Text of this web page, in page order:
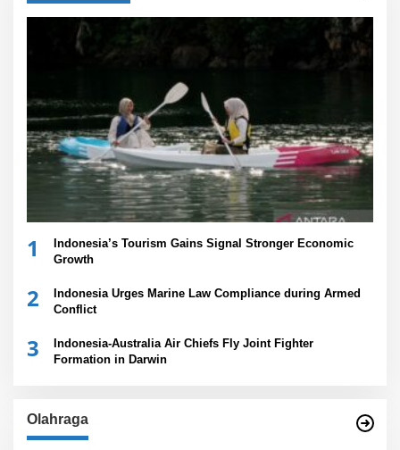
1
Indonesia’s Tourism Gains Signal Stronger Economic
Growth
2
Indonesia Urges Marine Law Compliance during Armed
Conflict
3
Indonesia-Australia Air Chiefs Fly Joint Fighter
Formation in Darwin
Olahraga